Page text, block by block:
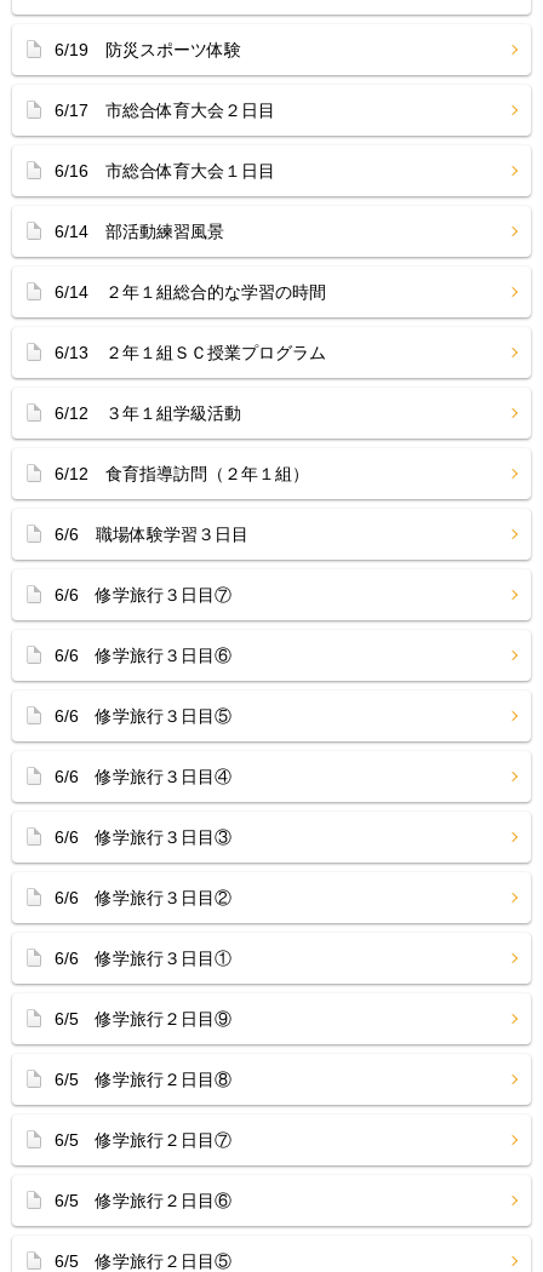
6/19 防災スポーツ体験
6/17 市総合体育大会２日目
6/16 市総合体育大会１日目
6/14 部活動練習風景
6/14 ２年１組総合的な学習の時間
6/13 ２年１組ＳＣ授業プログラム
6/12 ３年１組学級活動
6/12 食育指導訪問（２年１組）
6/6 職場体験学習３日目
6/6 修学旅行３日目⑦
6/6 修学旅行３日目⑥
6/6 修学旅行３日目⑤
6/6 修学旅行３日目④
6/6 修学旅行３日目③
6/6 修学旅行３日目②
6/6 修学旅行３日目①
6/5 修学旅行２日目⑨
6/5 修学旅行２日目⑧
6/5 修学旅行２日目⑦
6/5 修学旅行２日目⑥
6/5 修学旅行２日目⑤